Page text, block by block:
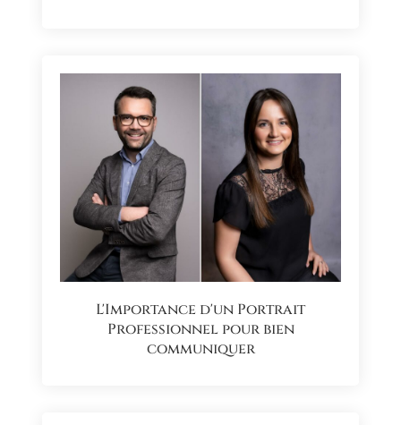
L'Importance d'un Portrait
Professionnel pour bien
communiquer